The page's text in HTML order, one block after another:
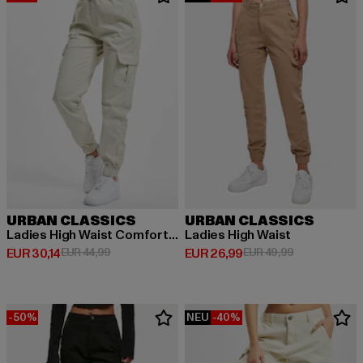
URBAN CLASSICS
Ladies High Waist Comfort Jogging
EUR 30,14
Derzeitiger Preis: EUR 30,14
EUR 44,99Aktionspreis: EUR 44,99
URBAN CLASSICS
Ladies High Waist
EUR 26,99
Derzeitiger Preis: EUR 26,99
EUR 49,99Aktionspreis:
-50% NEU -40%